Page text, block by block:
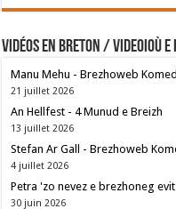
Vidéos en breton / Videoioù
Manu Mehu - Brezhoweb
21 juillet 2026
An Hellfest - 4 Munud e Breizh
13 juillet 2026
Stefan Ar Gall - Brezhoweb
4 juillet 2026
Petra 'zo nevez e brezhoneg
30 juin 2026